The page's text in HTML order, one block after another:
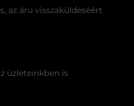
az áru visszaküldéséért
üzleteinkben is